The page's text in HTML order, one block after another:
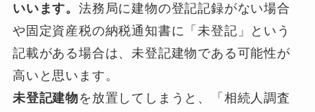
いいます。 法務局に建物の登記記録がない場合
や固定資産税の納税通知書に「未登記」という
記載がある場合は、未登記建物である可能性が
高いと思います。
未登記建物を放置してしまうと、「相続人調査